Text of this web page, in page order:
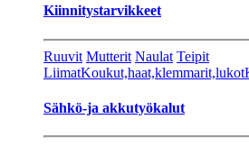
Kiinnitystarvikkeet
Ruuvit Mutterit Naulat Teipit
LiimatKoukut,haat,klemmarit,lukot
Sähkö-ja akkutyökalut